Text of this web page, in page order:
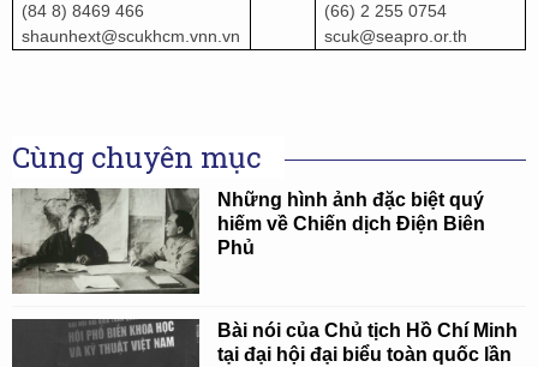
(84 8) 8469 466
shaunhext@scukhcm.vnn.vn
(66) 2 255 0754
scuk@seapro.or.th
Cùng chuyên mục
Những hình ảnh đặc biệt quý
hiếm về Chiến dịch Điện Biên
Phủ
Bài nói của Chủ tịch Hồ Chí Minh
tại đại hội đại biểu toàn quốc lần